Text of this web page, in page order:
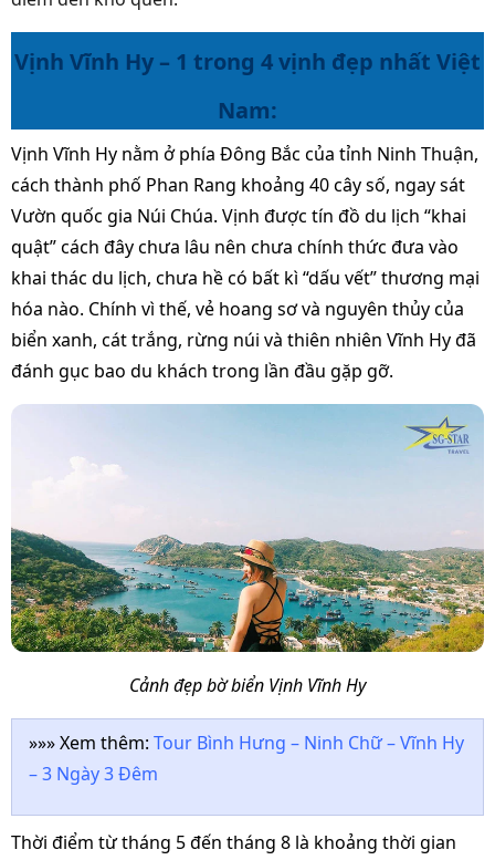
Vịnh Vĩnh Hy – 1 trong 4 vịnh đẹp nhất Việt
Nam:
Vịnh Vĩnh Hy nằm ở phía Đông Bắc của tỉnh Ninh Thuận,
cách thành phố Phan Rang khoảng 40 cây số, ngay sát
Vườn quốc gia Núi Chúa. Vịnh được tín đồ du lịch “khai
quật” cách đây chưa lâu nên chưa chính thức đưa vào
khai thác du lịch, chưa hề có bất kì “dấu vết” thương mại
hóa nào. Chính vì thế, vẻ hoang sơ và nguyên thủy của
biển xanh, cát trắng, rừng núi và thiên nhiên Vĩnh Hy đã
đánh gục bao du khách trong lần đầu gặp gỡ.
Cảnh đẹp bờ biển Vịnh Vĩnh Hy
»»» Xem thêm: Tour Bình Hưng – Ninh Chữ – Vĩnh Hy
– 3 Ngày 3 Đêm
Thời điểm từ tháng 5 đến tháng 8 là khoảng thời gian